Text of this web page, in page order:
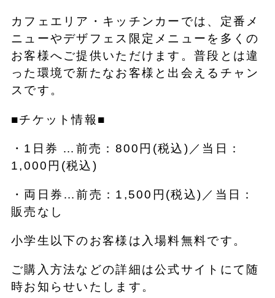
カフェエリア・キッチンカーでは、定番メ
ニューやデザフェス限定メニューを多くの
お客様へご提供いただけます。普段とは違
った環境で新たなお客様と出会えるチャン
スです。
■チケット情報■
・1日券 …前売：800円(税込)／当日：
1,000円(税込)
・両日券…前売：1,500円(税込)／当日：
販売なし
小学生以下のお客様は入場料無料です。
ご購入方法などの詳細は公式サイトにて随
時お知らせいたします。